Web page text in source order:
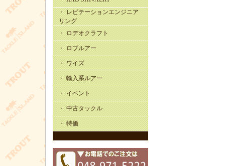
・ レビテーションエンジニア
リング
・ ロデオクラフト
・ ロブルアー
・ ワイズ
・ 輸入系ルアー
・ イベント
・ 中古タックル
・ 特価